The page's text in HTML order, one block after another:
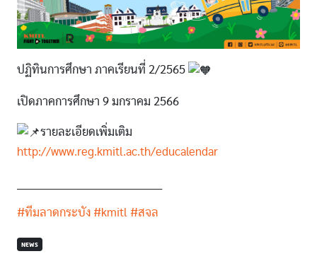
ปฏิทินการศึกษา ภาคเรียนที่ 2/2565
เปิดภาคการศึกษา 9 มกราคม 2566
รายละเอียดเพิ่มเติม
http://www.reg.kmitl.ac.th/educalendar
#ทีมลาดกระบัง #kmitl #สจล
NEWS